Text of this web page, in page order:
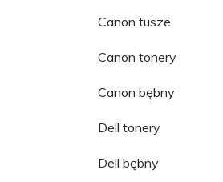
Canon tusze
Canon tonery
Canon bębny
Dell tonery
Dell bębny